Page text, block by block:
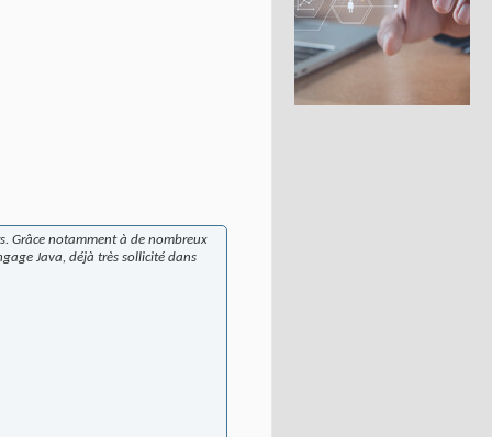
Grâce notamment à de nombreux
Java, déjà très sollicité dans